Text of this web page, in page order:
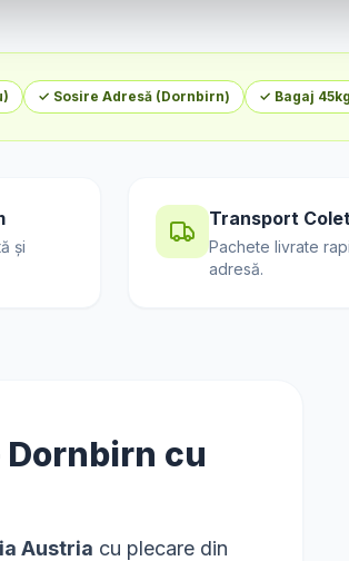
) ✓ Sosire Adresă (Dornbirn) ✓ Bagaj
și
Transport
Pachete livrate
adresă.
Dornbirn cu
Austria cu plecare din